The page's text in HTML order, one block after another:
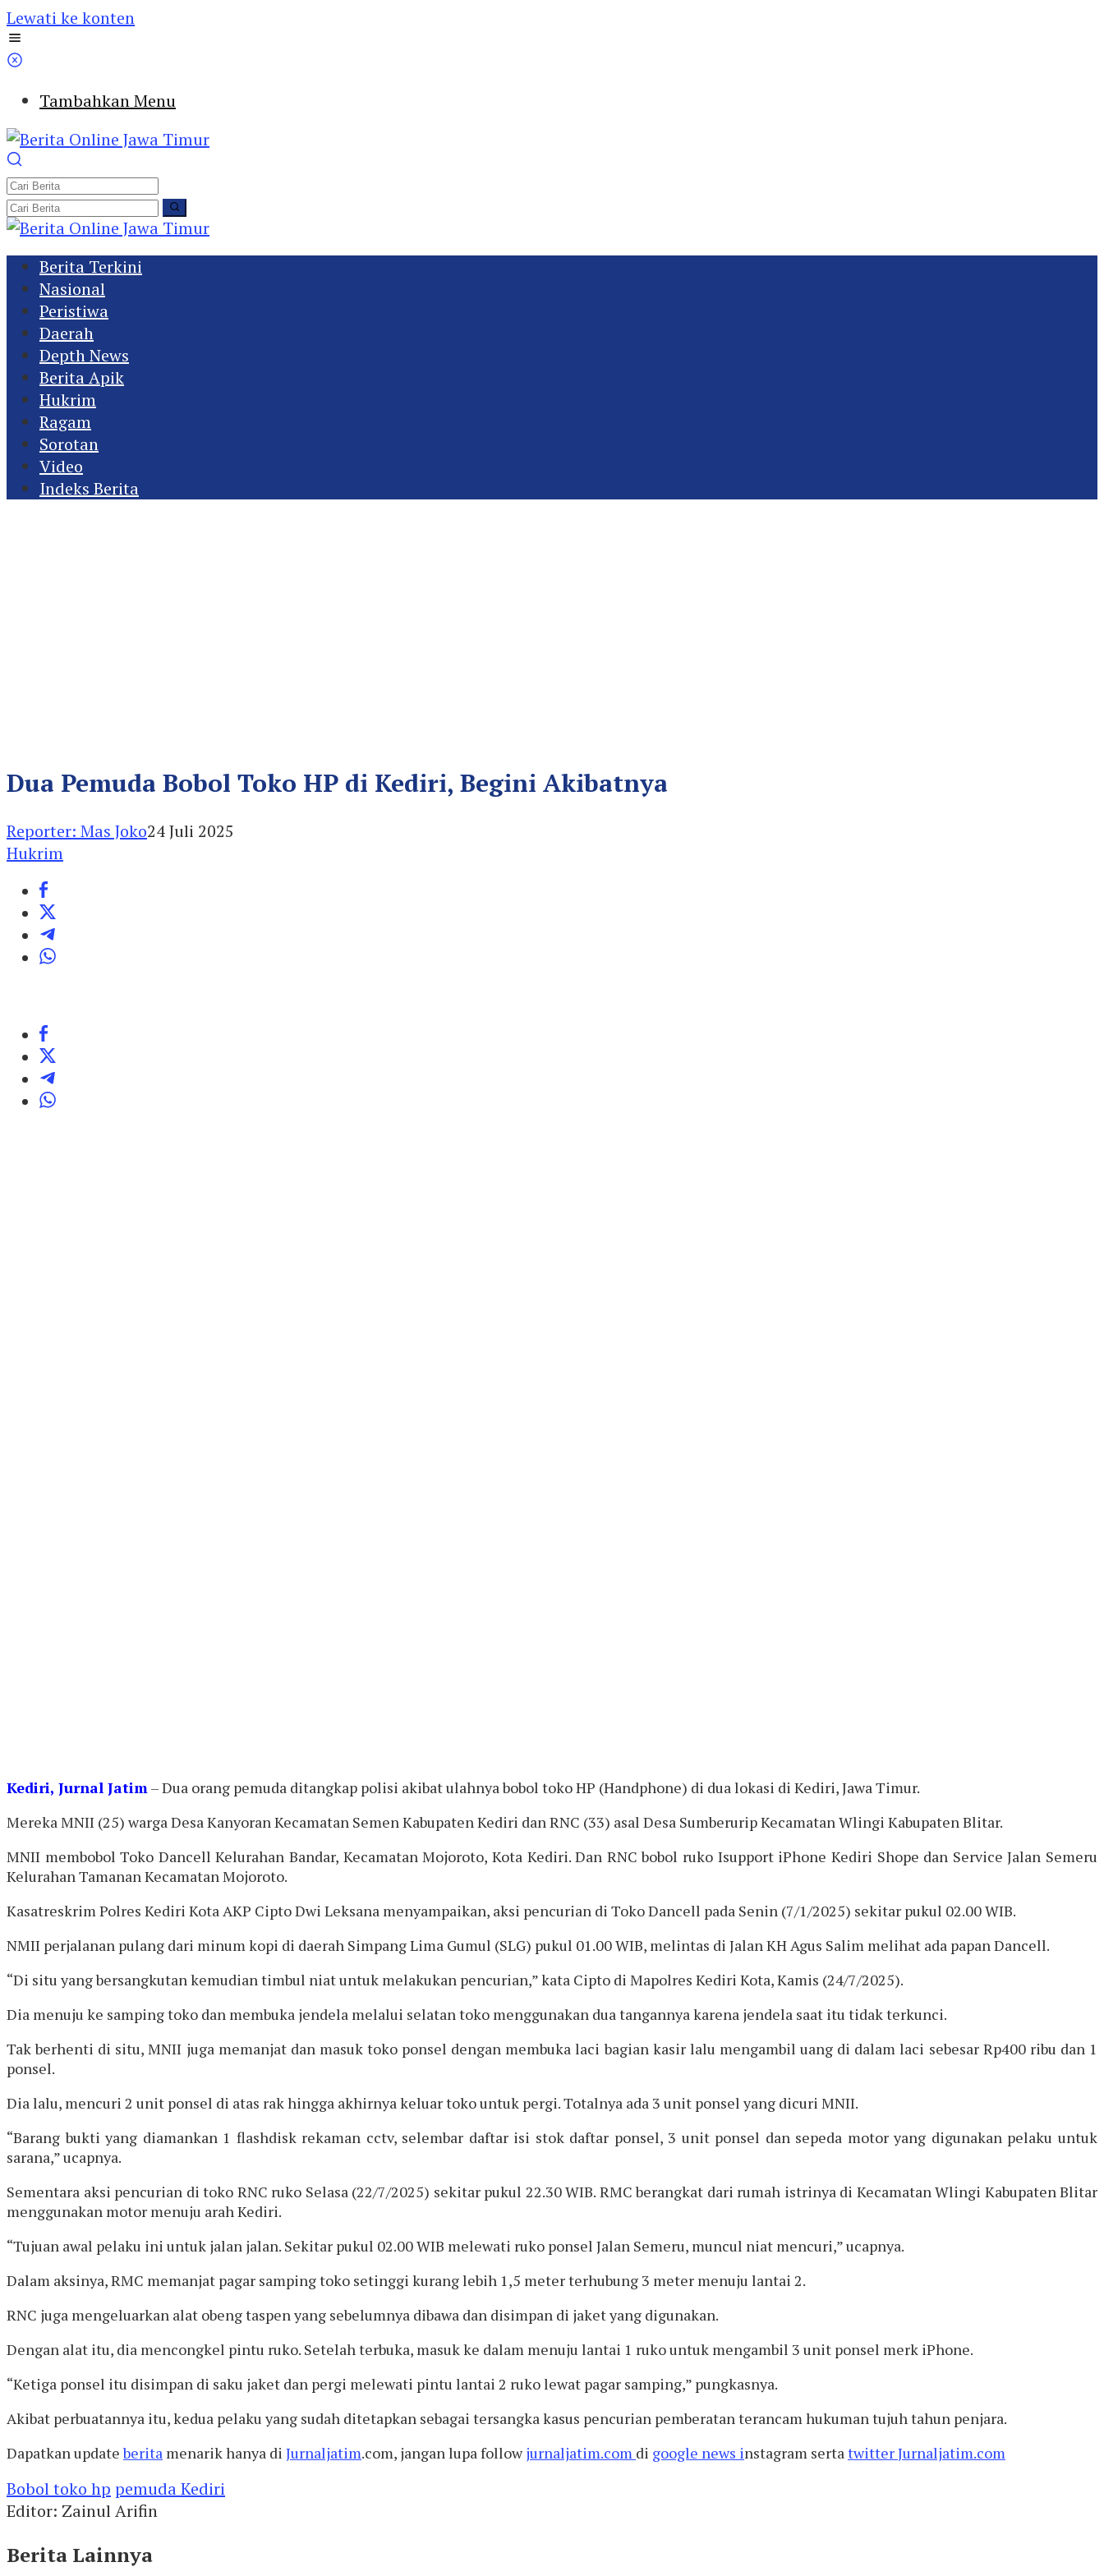
Lewati ke konten
Tambahkan Menu
Berita Terkini
Nasional
Peristiwa
Daerah
Depth News
Berita Apik
Hukrim
Ragam
Sorotan
Video
Indeks Berita
Dua Pemuda Bobol Toko HP di Kediri, Begini Akibatnya
Reporter: Mas Joko24 Juli 2025
Hukrim
Kediri, Jurnal Jatim – Dua orang pemuda ditangkap polisi akibat ulahnya bobol toko HP (Handphone) di dua lokasi di Kediri, Jawa Timur.
Mereka MNII (25) warga Desa Kanyoran Kecamatan Semen Kabupaten Kediri dan RNC (33) asal Desa Sumberurip Kecamatan Wlingi Kabupaten Blitar.
MNII membobol Toko Dancell Kelurahan Bandar, Kecamatan Mojoroto, Kota Kediri. Dan RNC bobol ruko Isupport iPhone Kediri Shope dan Service Jalan Semeru
Kelurahan Tamanan Kecamatan Mojoroto.
Kasatreskrim Polres Kediri Kota AKP Cipto Dwi Leksana menyampaikan, aksi pencurian di Toko Dancell pada Senin (7/1/2025) sekitar pukul 02.00 WIB.
NMII perjalanan pulang dari minum kopi di daerah Simpang Lima Gumul (SLG) pukul 01.00 WIB, melintas di Jalan KH Agus Salim melihat ada papan Dancell.
“Di situ yang bersangkutan kemudian timbul niat untuk melakukan pencurian,” kata Cipto di Mapolres Kediri Kota, Kamis (24/7/2025).
Dia menuju ke samping toko dan membuka jendela melalui selatan toko menggunakan dua tangannya karena jendela saat itu tidak terkunci.
Tak berhenti di situ, MNII juga memanjat dan masuk toko ponsel dengan membuka laci bagian kasir lalu mengambil uang di dalam laci sebesar Rp400 ribu dan 1
ponsel.
Dia lalu, mencuri 2 unit ponsel di atas rak hingga akhirnya keluar toko untuk pergi. Totalnya ada 3 unit ponsel yang dicuri MNII.
“Barang bukti yang diamankan 1 flashdisk rekaman cctv, selembar daftar isi stok daftar ponsel, 3 unit ponsel dan sepeda motor yang digunakan pelaku untuk
sarana,” ucapnya.
Sementara aksi pencurian di toko RNC ruko Selasa (22/7/2025) sekitar pukul 22.30 WIB. RMC berangkat dari rumah istrinya di Kecamatan Wlingi Kabupaten Blitar
menggunakan motor menuju arah Kediri.
“Tujuan awal pelaku ini untuk jalan jalan. Sekitar pukul 02.00 WIB melewati ruko ponsel Jalan Semeru, muncul niat mencuri,” ucapnya.
Dalam aksinya, RMC memanjat pagar samping toko setinggi kurang lebih 1,5 meter terhubung 3 meter menuju lantai 2.
RNC juga mengeluarkan alat obeng taspen yang sebelumnya dibawa dan disimpan di jaket yang digunakan.
Dengan alat itu, dia mencongkel pintu ruko. Setelah terbuka, masuk ke dalam menuju lantai 1 ruko untuk mengambil 3 unit ponsel merk iPhone.
“Ketiga ponsel itu disimpan di saku jaket dan pergi melewati pintu lantai 2 ruko lewat pagar samping,” pungkasnya.
Akibat perbuatannya itu, kedua pelaku yang sudah ditetapkan sebagai tersangka kasus pencurian pemberatan terancam hukuman tujuh tahun penjara.
Dapatkan updateberita menarik hanya di Jurnaljatim.com, jangan lupa followjurnaljatim.com di google news instagram serta twitterJurnaljatim.com
Bobol toko hp pemuda Kediri
Editor: Zainul Arifin
Berita Lainnya